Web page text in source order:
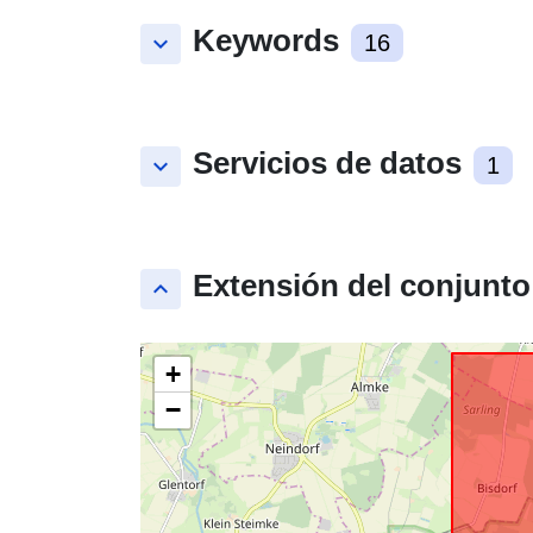
keyboard_arrow_down Keywords 16
keyboard_arrow_down Servicios de datos 1
keyboard_arrow_up Extensión del
+
−